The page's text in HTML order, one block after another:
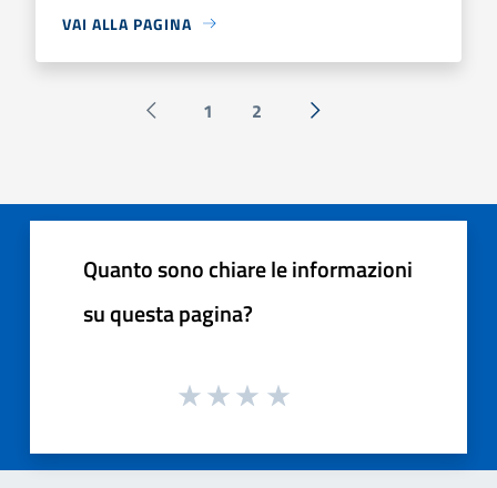
VAI ALLA PAGINA
Pagina precedente
1 2 Successiva »
Quanto sono chiare le informazioni
su questa pagina?